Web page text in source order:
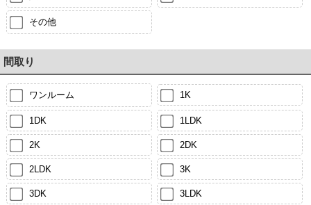
その他
間取り
ワンルーム 1K
1DK 1LDK
2K 2DK
2LDK 3K
3DK 3LDK